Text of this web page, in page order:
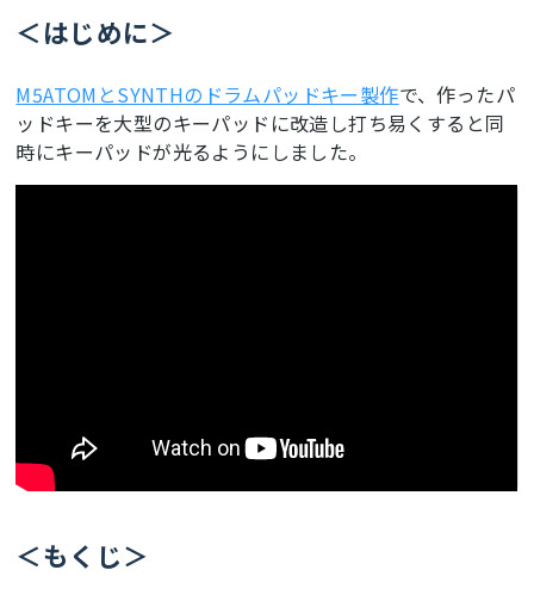
＜はじめに＞
M5ATOMとSYNTHのドラムパッドキー製作で、作ったパ
ッドキーを大型のキーパッドに改造し打ち易くすると同
時にキーパッドが光るようにしました。
＜もくじ＞